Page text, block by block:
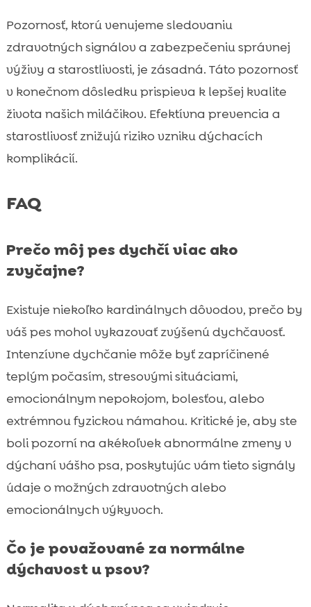
Pozornosť, ktorú venujeme sledovaniu
zdravotných signálov a zabezpečeniu správnej
výživy a starostlivosti, je zásadná. Táto pozornosť
v konečnom dôsledku prispieva k lepšej kvalite
života našich miláčikov. Efektívna prevencia a
starostlivosť znižujú riziko vzniku dýchacích
komplikácií.
FAQ
Prečo môj pes dychčí viac ako
zvyčajne?
Existuje niekoľko kardinálnych dôvodov, prečo by
váš pes mohol vykazovať zvýšenú dychčavosť.
Intenzívne dychčanie môže byť zapríčinené
teplým počasím, stresovými situáciami,
emocionálnym nepokojom, bolesťou, alebo
extrémnou fyzickou námahou. Kritické je, aby ste
boli pozorní na akékoľvek abnormálne zmeny v
dýchaní vášho psa, poskytujúc vám tieto signály
údaje o možných zdravotných alebo
emocionálnych výkyvoch.
Čo je považované za normálne
dýchavost u psov?